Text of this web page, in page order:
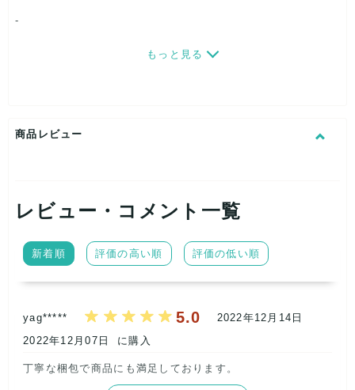
-
あり
もっと見る
商品レビュー
レビュー・コメント一覧
新着順 評価の高い順 評価の低い順
yag***** 5.0
2022年12月14日
2022年12月07日
に購入
丁寧な梱包で商品にも満足しております。